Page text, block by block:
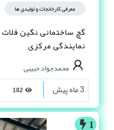
معرفی کارخانجات و تولیدی ها
گچ ساختمانی نگین
نمایندگی مرکزی
محمدجواد حبیبی
3 ماه پیش
1